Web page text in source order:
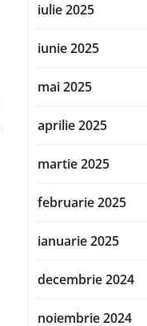
iulie 2025
iunie 2025
mai 2025
aprilie 2025
martie 2025
februarie 2025
ianuarie 2025
decembrie 2024
noiembrie 2024